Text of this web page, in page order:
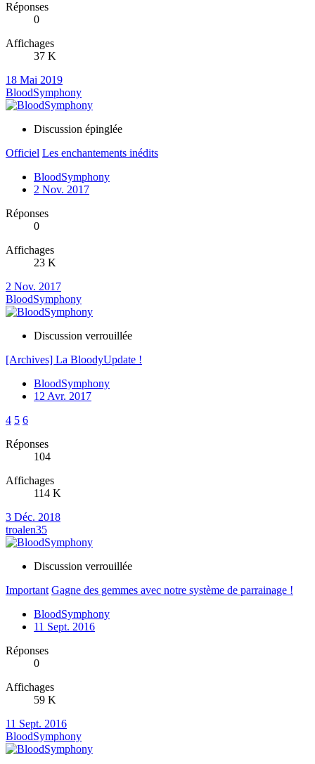
Réponses
0
Affichages
37 K
18 Mai 2019
BloodSymphony
Discussion épinglée
Officiel Les enchantements inédits
BloodSymphony
2 Nov. 2017
Réponses
0
Affichages
23 K
2 Nov. 2017
BloodSymphony
Discussion verrouillée
[Archives] La BloodyUpdate !
BloodSymphony
12 Avr. 2017
4 5 6
Réponses
104
Affichages
114 K
3 Déc. 2018
troalen35
Discussion verrouillée
Important Gagne des gemmes avec notre système de parrainage !
BloodSymphony
11 Sept. 2016
Réponses
0
Affichages
59 K
11 Sept. 2016
BloodSymphony